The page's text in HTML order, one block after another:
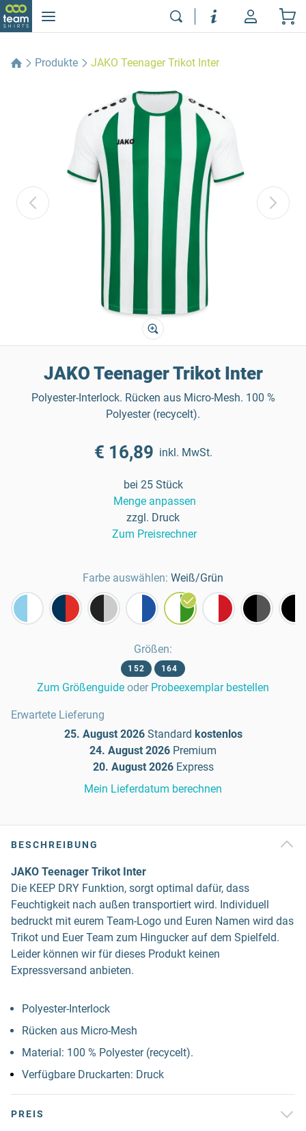
Produkte JAKO Teenager Trikot Inter
JAKO Teenager Trikot Inter
Polyester-Interlock. Rücken aus Micro-Mesh. 100 %
Polyester (recycelt).
€ 16,89 inkl. MwSt.
bei 25 Stück
Menge anpassen
zzgl. Druck
Zum Preisrechner
Farbe auswählen: Weiß/Grün
Größen:
152 164
Zum Größenguide oder Probeexemplar bestellen
Erwartete Lieferung
25. August 2026 Standard kostenlos
24. August 2026 Premium
20. August 2026 Express
Mein Lieferdatum berechnen
BESCHREIBUNG
JAKO Teenager Trikot Inter
Die KEEP DRY Funktion, sorgt optimal dafür, dass
Feuchtigkeit nach außen transportiert wird. Individuell
bedruckt mit eurem Team-Logo und Euren Namen wird das
Trikot und Euer Team zum Hingucker auf dem Spielfeld.
Leider können wir für dieses Produkt keinen
Expressversand anbieten.
Polyester-Interlock
Rücken aus Micro-Mesh
Material: 100 % Polyester (recycelt).
Verfügbare Druckarten: Druck
PREIS